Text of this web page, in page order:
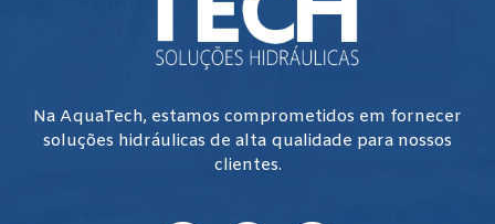
Na AquaTech, estamos comprometidos em fornecer
soluções hidráulicas de alta qualidade para nossos
clientes.